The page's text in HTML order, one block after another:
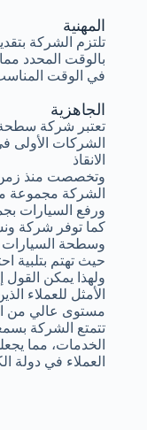
المهنية
تلتزم الشركة
بالوقت المحدد
في الوقت
الجاهزية
تعتبر شركة
الشركات الأولى
الانقاذ
وتخصصت منذ زمن
الشركة
ورفع السيارات
كما توفر شركة
وسطحة
حيث تهتم بتلبية
ولهذا يمكن
الأمثل للعملاء
مستوى عالي من
تتمتع الشركة
الخدمات، مما
العملاء في دولة